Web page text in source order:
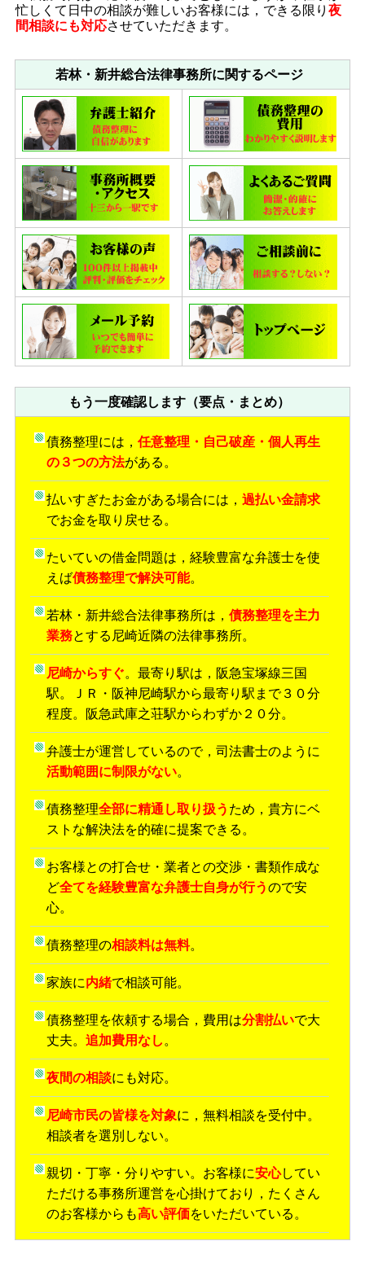
忙しくて日中の相談が難しいお客様には，できる限り 夜
間相談にも対応させていただきます。
若林・新井総合法律事務所に関するページ
もう一度確認します（要点・まとめ）
債務整理には， 任意整理・自己破産・個人再生
の３つの方法がある。
払いすぎたお金がある場合には， 過払い金請求
でお金を取り戻せる。
たいていの借金問題は，経験豊富な弁護士を使
えば債務整理で解決可能。
若林・新井総合法律事務所は， 債務整理を主力
業務とする尼崎近隣の法律事務所。
尼崎からすぐ。最寄り駅は，阪急宝塚線三国
駅。ＪＲ・阪神尼崎駅から最寄り駅まで３０分
程度。阪急武庫之荘駅からわずか２０分。
弁護士が運営しているので，司法書士のように
活動範囲に制限がない。
債務整理全部に精通し取り扱う ため，貴方にベ
ストな解決法を的確に提案できる。
お客様との打合せ・業者との交渉・書類作成な
ど全てを経験豊富な弁護士自身が行うので安
心。
債務整理の相談料は無料。
家族に内緒で相談可能。
債務整理を依頼する場合，費用は分割払いで大
丈夫。 追加費用なし 。
夜間の相談にも対応。
尼崎市民の皆様を対象に，無料相談を受付中。
相談者を選別しない。
親切・丁寧・分りやすい。お客様に安心してい
ただける事務所運営を心掛けており，たくさん
のお客様からも高い評価をいただいている。